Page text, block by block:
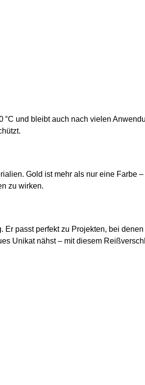
und bleibt auch nach vielen
Gold ist mehr als nur eine Farbe
zu wirken.
passt perfekt zu Projekten, bei
Unikat nähst – mit diesem